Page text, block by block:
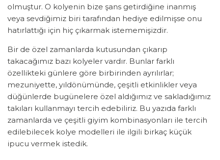
olmuştur. O kolyenin bize şans getirdiğine inanmış
veya sevdiğimiz biri tarafından hediye edilmişse onu
hatırlattığı için hiç çıkarmak istememişizdir.
Bir de özel zamanlarda kutusundan çıkarıp
takacağımız bazı kolyeler vardır. Bunlar farklı
özellikteki günlere göre birbirinden ayrılırlar;
mezuniyette, yıldönümünde, çeşitli etkinlikler veya
düğünlerde bugünelere özel aldığımız ve sakladığımız
takıları kullanmayı tercih edebiliriz. Bu yazıda farklı
zamanlarda ve çeşitli giyim kombinasyonları ile tercih
edilebilecek kolye modelleri ile ilgili birkaç küçük
ipucu vermek istedik.